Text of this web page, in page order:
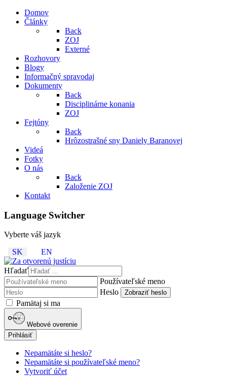
Domov
Články
Back
ZOJ
Externé
Rozhovory
Blogy
Informačný spravodaj
Dokumenty
Back
Disciplinárne konania
ZOJ
Fejtóny
Back
Hrôzostrašné sny Daniely Baranovej
Videá
Fotky
O nás
Back
Založenie ZOJ
Kontakt
Language Switcher
Vyberte váš jazyk
SK
EN
Hľadať
Používateľské meno
Heslo
Zobraziť heslo
Pamätaj si ma
Webové overenie
Prihlásiť
Nepamätáte si heslo?
Nepamätáte si používateľské meno?
Vytvoriť účet